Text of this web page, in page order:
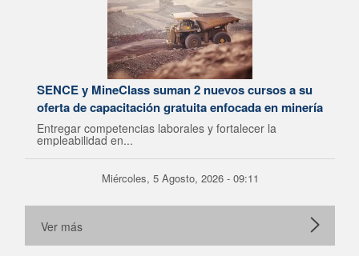
SENCE y MineClass suman 2 nuevos cursos a su
oferta de capacitación gratuita enfocada en minería
Entregar competencias laborales y fortalecer la
empleabilidad en...
Miércoles, 5 Agosto, 2026 - 09:11
Ver más